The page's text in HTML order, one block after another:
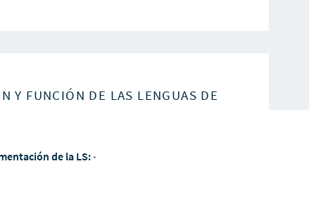
Y FUNCIÓN DE LAS LENGUAS DE
de la LS:-